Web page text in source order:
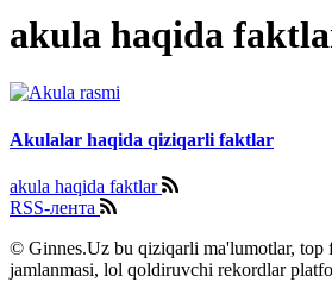
akula haqida
Akulalar haqida qiziqarli faktlar
akula haqida faktlar
RSS-лента
© Ginnes.Uz bu qiziqarli ma'lumotlar, top
jamlanmasi, lol qoldiruvchi rekordlar